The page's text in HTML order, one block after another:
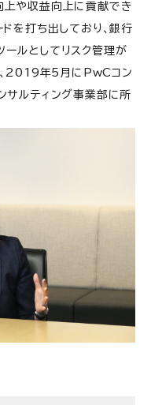
上や収益向上に貢献でき
ドを打ち出しており、銀行
ールとしてリスク管理が
、2019年5月にPwCコン
サルティング事業部に所